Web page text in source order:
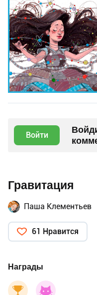
Войти
Гравитация
Паша Клементьев
61 Нравится
Награды